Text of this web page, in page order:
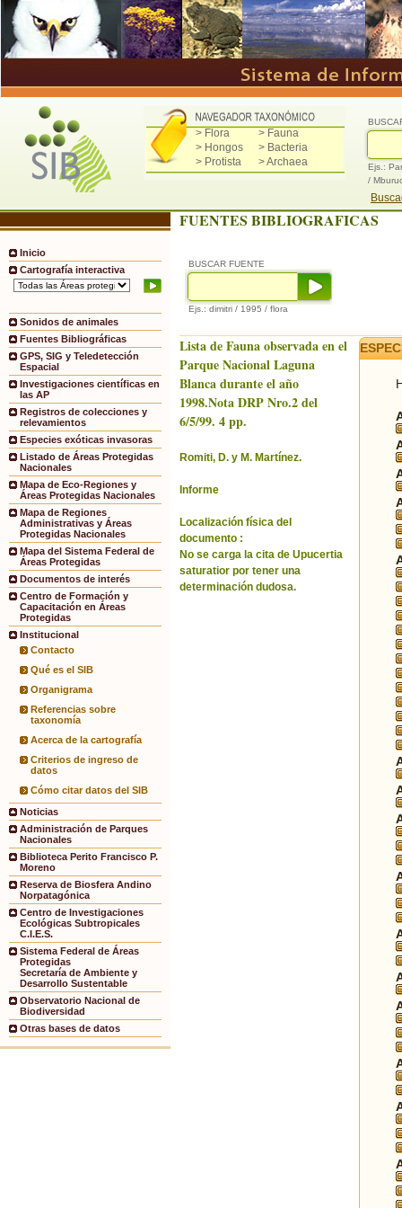
> Flora
> Fauna
> Hongos
> Bacteria
> Protista
> Archaea
Ejs.:
/
Inicio
Cartografía interactiva
Sonidos de animales
Fuentes Bibliográficas
GPS, SIG y Teledetección
Espacial
Investigaciones científicas en
las AP
Registros de colecciones y
relevamientos
Especies exóticas invasoras
Listado de Áreas Protegidas
Nacionales
Mapa de Eco-Regiones y
Áreas Protegidas Nacionales
Mapa de Regiones
Administrativas y Áreas
Protegidas Nacionales
Mapa del Sistema Federal de
Áreas Protegidas
Documentos de interés
Centro de Formación y
Capacitación en Áreas
Protegidas
Institucional
Contacto
Qué es el SIB
Organigrama
Referencias sobre
taxonomía
Acerca de la cartografía
Criterios de ingreso de
datos
Cómo citar datos del SIB
Noticias
Administración de Parques
Nacionales
Biblioteca Perito Francisco P.
Moreno
Reserva de Biosfera Andino
Norpatagónica
Centro de Investigaciones
Ecológicas Subtropicales
C.I.E.S.
Sistema Federal de Áreas
Protegidas
Secretaría de Ambiente y
Desarrollo Sustentable
Observatorio Nacional de
Biodiversidad
Otras bases de datos
FUENTES BIBLIOGRAFICAS
BUSCAR FUENTE
Ejs.: dimitri / 1995 / flora
Lista de Fauna observada en el
Parque Nacional Laguna
Blanca durante el año
1998.Nota DRP Nro.2 del
6/5/99. 4 pp.
Romiti, D. y M. Martínez.
Informe
Localización física del
documento :
No se carga la cita de Upucertia
saturatior por tener una
determinación dudosa.